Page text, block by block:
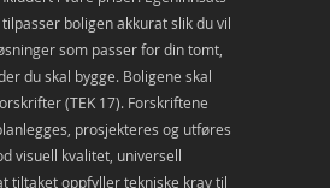
boligen akkurat slik du vil
som passer for din tomt,
du skal bygge. Boligene skal
(TEK 17). Forskriftene
prosjekteres og utføres
visuell kvalitet, universell
tiltaket oppfyller tekniske krav til